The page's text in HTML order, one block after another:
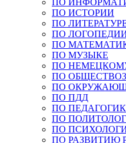
ПО
ПО ИСТОРИИ
ПО
ПО
ПО
ПО МУЗЫКЕ
ПО
ПО
ПО
ПО ПДД
ПО
ПО
ПО
ПО РАЗВИТИЮ